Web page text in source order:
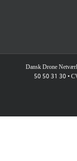
Dansk Drone
50 50 31 30 •